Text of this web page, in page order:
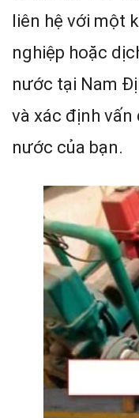
liên hệ với một
nghiệp hoặc
nước tại Nam
và xác định vấn
nước của bạn.